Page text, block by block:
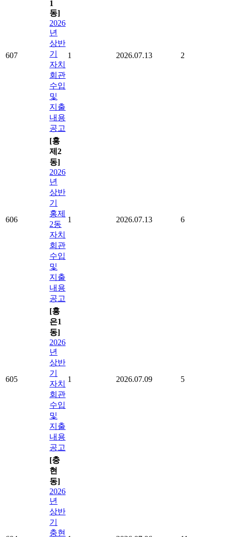
607
1
동]
2026
년
상반
기
자치
회관
수입
및
지출
내용
공고
1 2026.07.13 2
606
[홍
제2
동]
2026
년
상반
기
홍제
2동
자치
회관
수입
및
지출
내용
공고
1 2026.07.13 6
605
[홍
은1
동]
2026
년
상반
기
자치
회관
수입
및
지출
내용
공고
1 2026.07.09 5
[충
현
동]
2026
년
상반
기
충현